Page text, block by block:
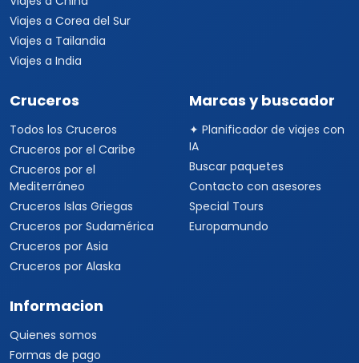
Cruceros por el Caribe
Cruceros por el
Mediterráneo
Cruceros Islas Griegas
Cruceros por Asia
Cruceros por Alaska
Informacion
Quienes somos
Formas de pago
Politica de privacidad
Politicas de cancelacion
Preguntas frecuentes